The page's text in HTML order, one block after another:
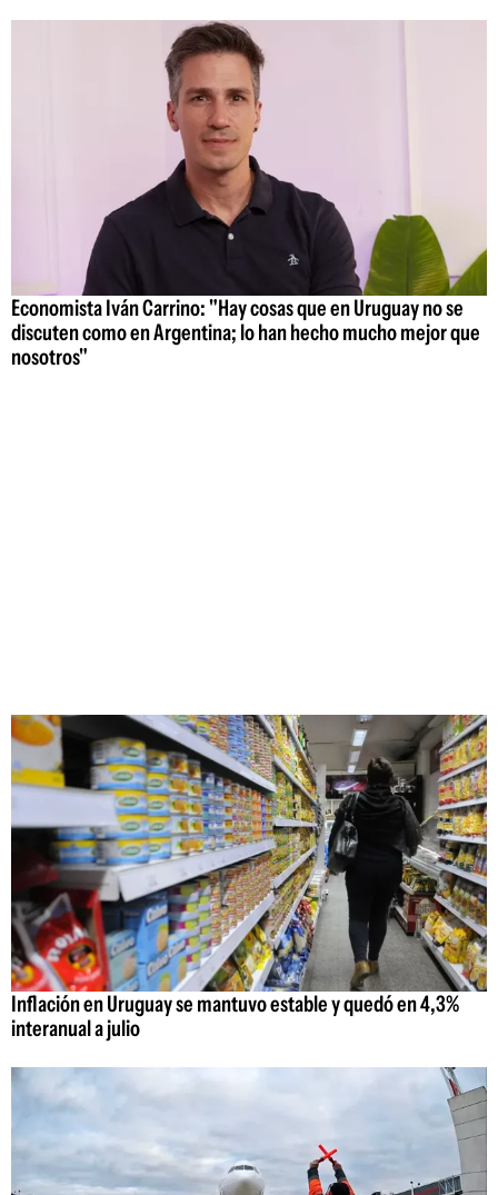
Economista Iván Carrino: "Hay cosas que en Uruguay no se
discuten como en Argentina; lo han hecho mucho mejor que
nosotros"
Inflación en Uruguay se mantuvo estable y quedó en 4,3%
interanual a julio